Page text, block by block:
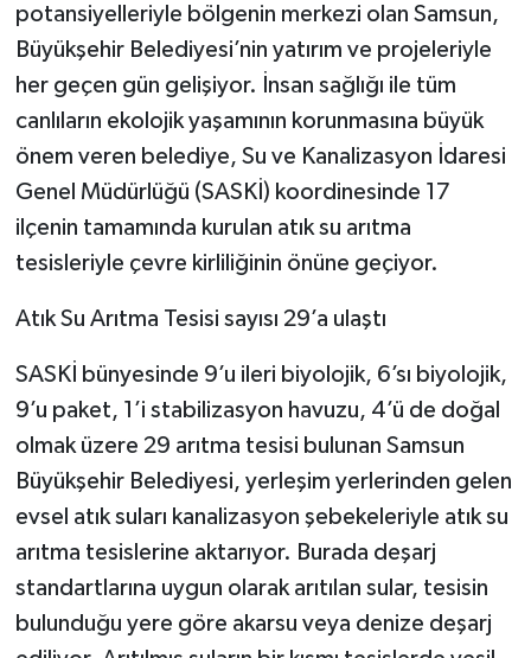
potansiyelleriyle bölgenin merkezi olan Samsun,
Büyükşehir Belediyesi’nin yatırım ve projeleriyle
her geçen gün gelişiyor. İnsan sağlığı ile tüm
canlıların ekolojik yaşamının korunmasına büyük
önem veren belediye, Su ve Kanalizasyon İdaresi
Genel Müdürlüğü (SASKİ) koordinesinde 17
ilçenin tamamında kurulan atık su arıtma
tesisleriyle çevre kirliliğinin önüne geçiyor.
Atık Su Arıtma Tesisi sayısı 29’a ulaştı
SASKİ bünyesinde 9’u ileri biyolojik, 6’sı biyolojik,
9’u paket, 1’i stabilizasyon havuzu, 4’ü de doğal
olmak üzere 29 arıtma tesisi bulunan Samsun
Büyükşehir Belediyesi, yerleşim yerlerinden gelen
evsel atık suları kanalizasyon şebekeleriyle atık su
arıtma tesislerine aktarıyor. Burada deşarj
standartlarına uygun olarak arıtılan sular, tesisin
bulunduğu yere göre akarsu veya denize deşarj